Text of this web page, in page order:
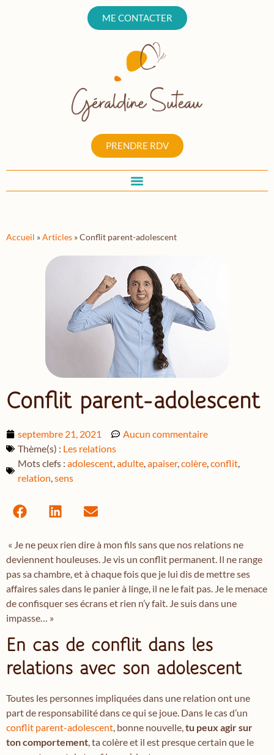
PRENDRE RDV
ME CONTACTER
Accueil »Articles »Conflit parent-adolescent
Conflit parent-adolescent
septembre 21, 2021
Aucun commentaire
Thème(s) : Les relations
Mots clefs : adolescent,adulte,apaiser,colère,conflit,
relation,sens
« Je ne peux rien dire à mon fils sans que nos relations ne
deviennent houleuses. Je vis un conflit permanent. Il ne range
pas sa chambre, et à chaque fois que je lui dis de mettre ses
affaires sales dans le panier à linge, il ne le fait pas. Je le menace
de confisquer ses écrans et rien n’y fait. Je suis dans une
impasse… »
En cas de conflit dans les
relations avec son adolescent
Toutes les personnes impliquées dans une relation ont une
part de responsabilité dans ce qui se joue. Dans le cas d’un
conflit parent-adolescent , bonne nouvelle, tu peux agir sur
ton comportement , ta colère et il est presque certain que le